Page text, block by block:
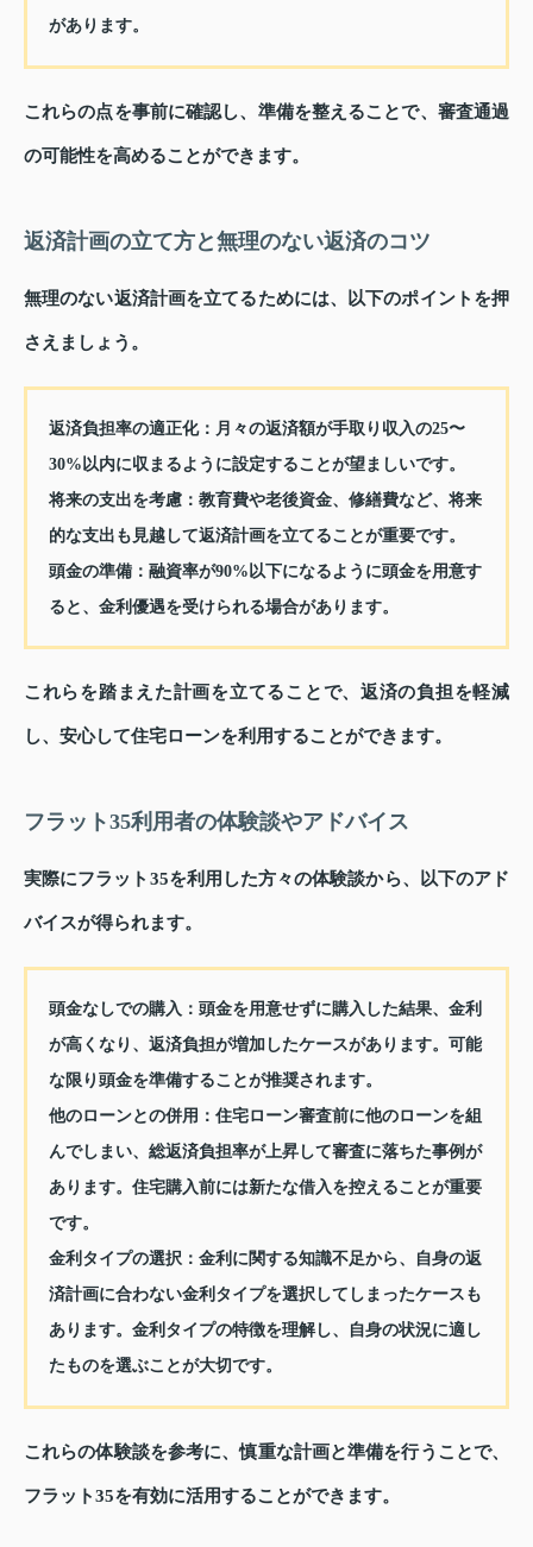
があります。
これらの点を事前に確認し、準備を整えることで、審査通過
の可能性を高めることができます。
返済計画の立て方と無理のない返済のコツ
無理のない返済計画を立てるためには、以下のポイントを押
さえましょう。
返済負担率の適正化：月々の返済額が手取り収入の25〜
30%以内に収まるように設定することが望ましいです。
将来の支出を考慮：教育費や老後資金、修繕費など、将来
的な支出も見越して返済計画を立てることが重要です。
頭金の準備：融資率が90%以下になるように頭金を用意す
ると、金利優遇を受けられる場合があります。
これらを踏まえた計画を立てることで、返済の負担を軽減
し、安心して住宅ローンを利用することができます。
フラット35利用者の体験談やアドバイス
実際にフラット35を利用した方々の体験談から、以下のアド
バイスが得られます。
頭金なしでの購入 ：頭金を用意せずに購入した結果、金利
が高くなり、返済負担が増加したケースがあります。可能
な限り頭金を準備することが推奨されます。
他のローンとの併用 ：住宅ローン審査前に他のローンを組
んでしまい、総返済負担率が上昇して審査に落ちた事例が
あります。住宅購入前には新たな借入を控えることが重要
です。
金利タイプの選択：金利に関する知識不足から、自身の返
済計画に合わない金利タイプを選択してしまったケースも
あります。金利タイプの特徴を理解し、自身の状況に適し
たものを選ぶことが大切です。
これらの体験談を参考に、慎重な計画と準備を行うことで、
フラット35を有効に活用することができます。